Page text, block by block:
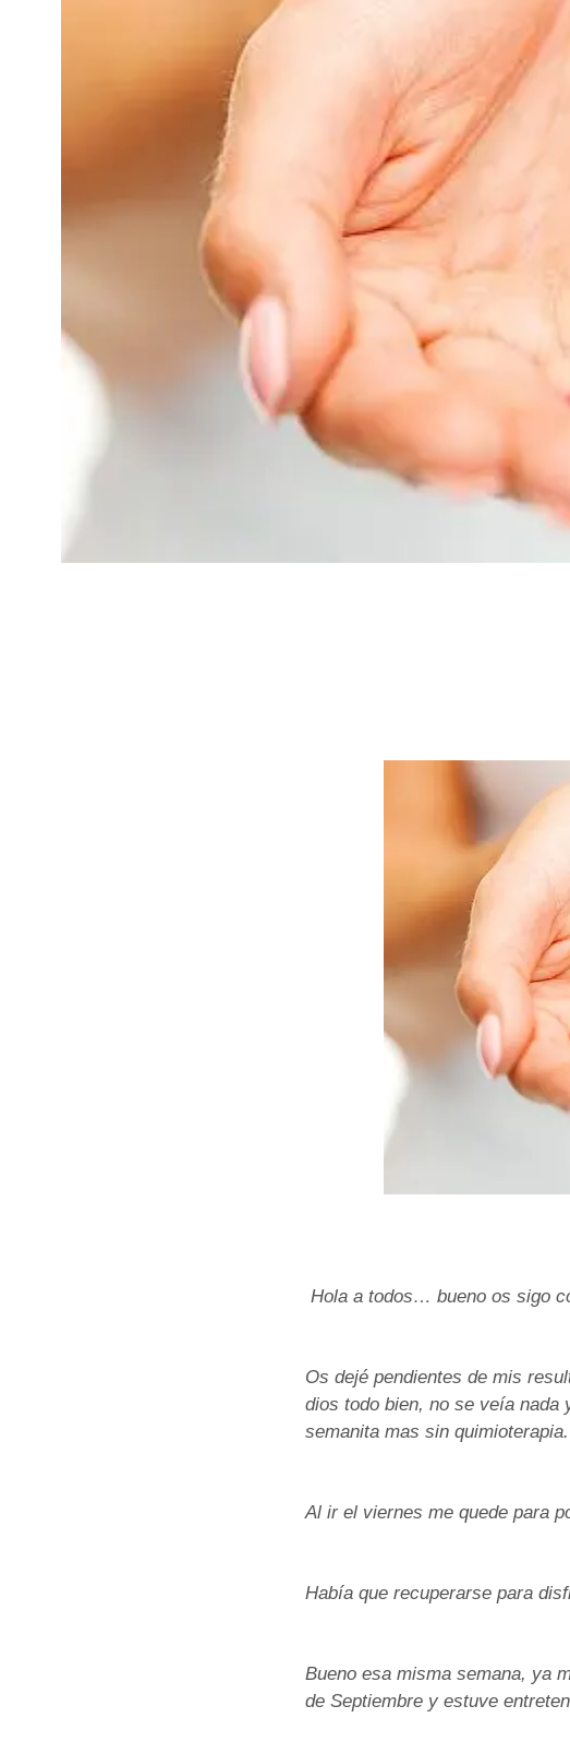
Hola a todos… bueno os sigo
Os dejé pendientes de mis
dios todo bien, no se veía nada
semanita mas sin quimioterapia.
Al ir el viernes me quede para
Había que recuperarse para
Bueno esa misma semana, ya
de Septiembre y estuve